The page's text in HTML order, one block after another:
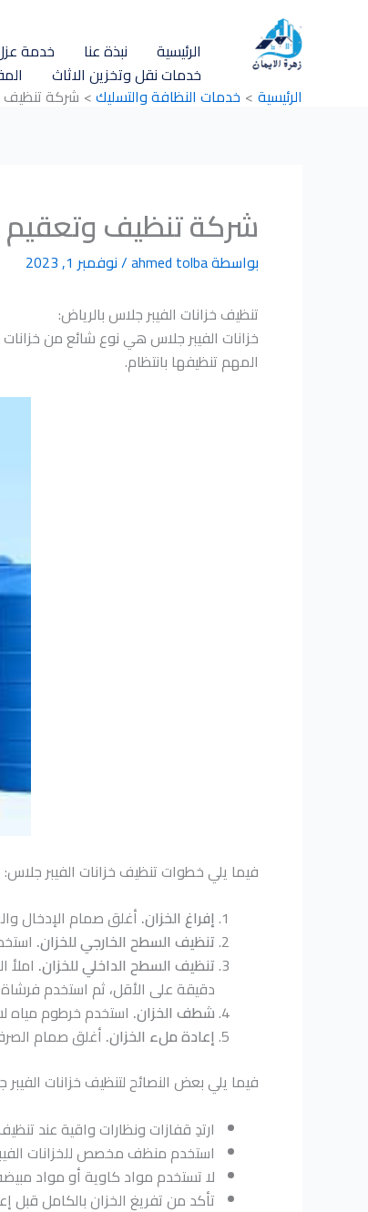
الرئيسية نبذة عنا خدمة
خدمات نقل وتخزين الاثاث
الرئيسية
خدمات النظافة والتسليك شركة تنظيف
شركة تنظيف وتعقيم
بواسطةahmed tolba
/نوفمبر 1, 2023
تنظيف خزانات الفيبر جلاس بالرياض:
خزانات الفيبر جلاس هي نوع شائع من
المهم تنظيفها بانتظام.
فيما يلي خطوات تنظيف خزانات الفيبر جلاس:
إفراغ الخزان. أغلق صمام الإدخال
تنظيف السطح الخارجي للخزان.
تنظيف السطح الداخلي للخزان.
دقيقة على الأقل، ثم استخدم فرشاة
شطف الخزان. استخدم خرطوم مياه
إعادة ملء الخزان.أغلق صمام
فيما يلي بعض النصائح لتنظيف خزانات
ارتدِ قفازات ونظارات واقية عند
استخدم منظف مخصص للخزانات
لا تستخدم مواد كاوية أو مواد
تأكد من تفريغ الخزان بالكامل قبل